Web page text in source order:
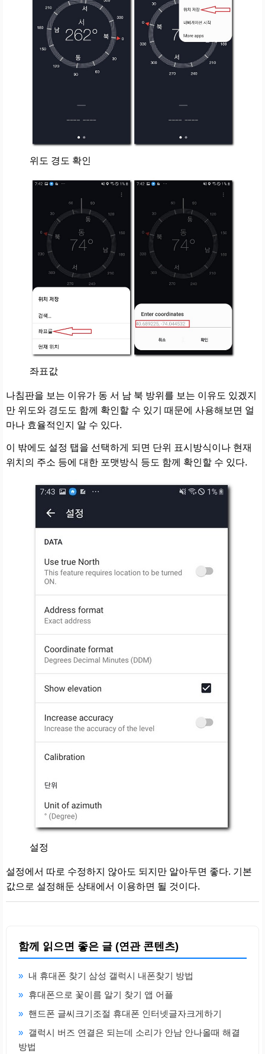
위도 경도 확인
좌표값
나침판을 보는 이유가 동 서 남 북 방위를 보는 이유도 있겠지
만 위도와 경도도 함께 확인할 수 있기 때문에 사용해보면 얼
마나 효율적인지 알 수 있다.
이 밖에도 설정 탭을 선택하게 되면 단위 표시방식이나 현재
위치의 주소 등에 대한 포맷방식 등도 함께 확인할 수 있다.
설정
설정에서 따로 수정하지 않아도 되지만 알아두면 좋다. 기본
값으로 설정해둔 상태에서 이용하면 될 것이다.
함께 읽으면 좋은 글 (연관 콘텐츠)
» 내 휴대폰 찾기 삼성 갤럭시 내폰찾기 방법
» 휴대폰으로 꽃이름 알기 찾기 앱 어플
» 핸드폰 글씨크기조절 휴대폰 인터넷글자크게하기
» 갤럭시 버즈 연결은 되는데 소리가 안남 안나올때 해결
방법